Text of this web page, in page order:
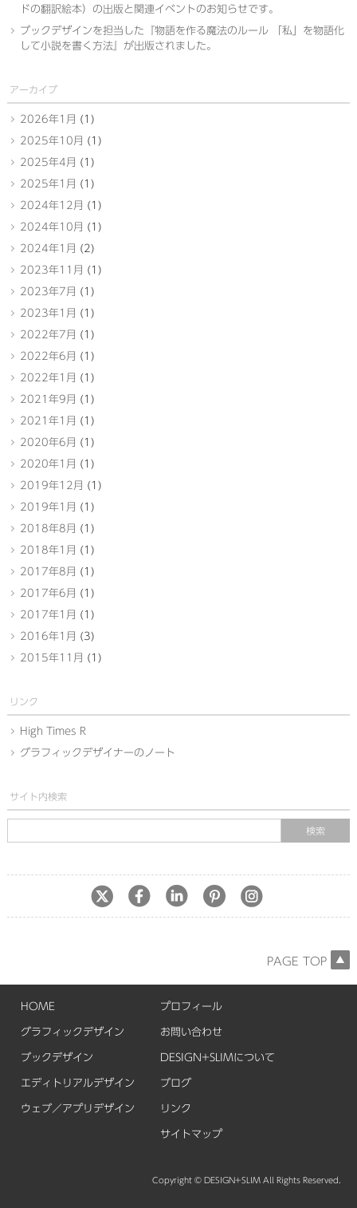
ドの翻訳絵本）の出版と関連イベントのお知らせです。
ブックデザインを担当した『物語を作る魔法のルール 「私」を物語化
して小説を書く方法』が出版されました。
アーカイブ
2026年1月 (1)
2025年10月 (1)
2025年4月 (1)
2025年1月 (1)
2024年12月 (1)
2024年10月 (1)
2024年1月 (2)
2023年11月 (1)
2023年7月 (1)
2023年1月 (1)
2022年7月 (1)
2022年6月 (1)
2022年1月 (1)
2021年9月 (1)
2021年1月 (1)
2020年6月 (1)
2020年1月 (1)
2019年12月 (1)
2019年1月 (1)
2018年8月 (1)
2018年1月 (1)
2017年8月 (1)
2017年6月 (1)
2017年1月 (1)
2016年1月 (3)
2015年11月 (1)
リンク
High Times R
グラフィックデザイナーのノート
サイト内検索
PAGE TOP
HOME
グラフィックデザイン
ブックデザイン
エディトリアルデザイン
ウェブ／アプリデザイン
プロフィール
お問い合わせ
DESIGN+SLIMについて
ブログ
リンク
サイトマップ
Copyright © DESIGN+SLIM All Rights Reserved.